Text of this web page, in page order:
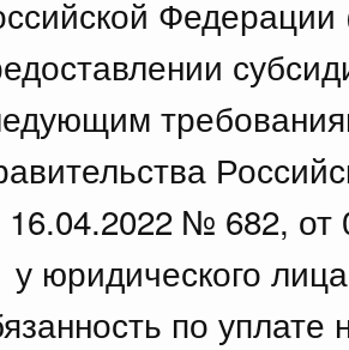
16.04.2022 № 682,
юридического
по уплате